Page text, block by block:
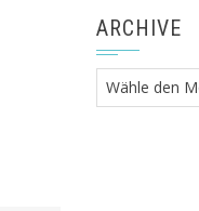
ARCHIVE
Archive